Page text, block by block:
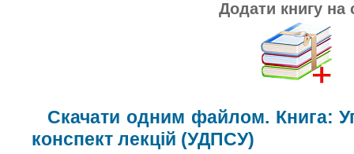
Додати книгу на
Скачати одним файлом. Книга:
конспект лекцій (УДПСУ)